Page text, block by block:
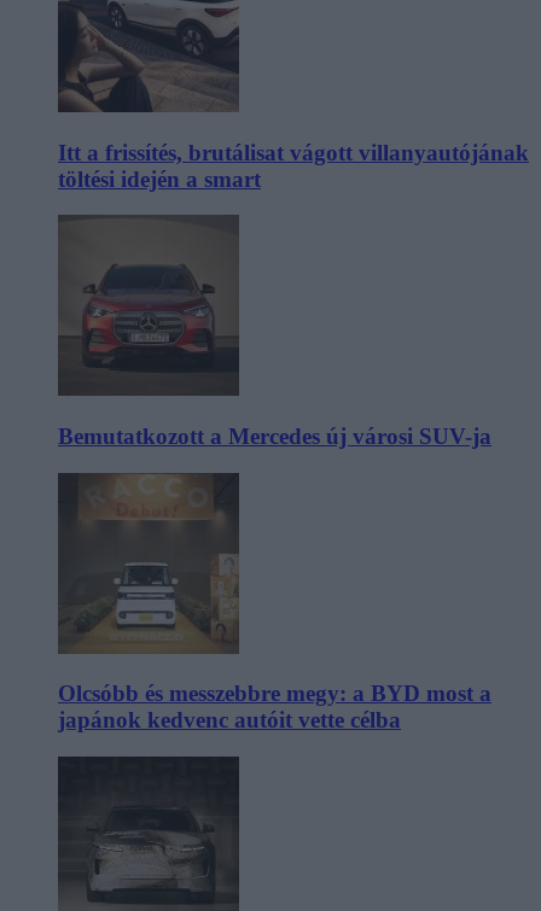
Itt a frissítés, brutálisat vágott villanyautójának
töltési idején a smart
Bemutatkozott a Mercedes új városi SUV-ja
Olcsóbb és messzebbre megy: a BYD most a
japánok kedvenc autóit vette célba